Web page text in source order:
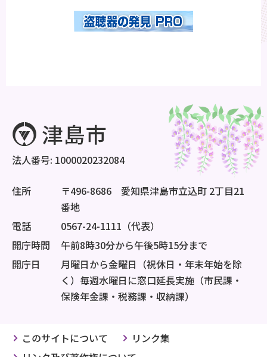
法人番号: 1000020232084
住所
〒496-8686 愛知県津島市立込町 2丁目21
番地
電話
0567-24-1111（代表）
開庁時間
午前8時30分から午後5時15分まで
開庁日
月曜日から金曜日（祝休日・年末年始を除
く）毎週水曜日に窓口延長実施（市民課・
保険年金課・税務課・収納課）
このサイトについて
リンク集